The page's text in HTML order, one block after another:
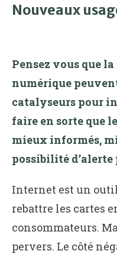
Nouveaux
Pensez vous que
numérique
catalyseurs pour
faire en sorte que
mieux informés,
possibilité d’alerte
Internet est un
rebattre les cartes
consommateurs.
pervers. Le côté